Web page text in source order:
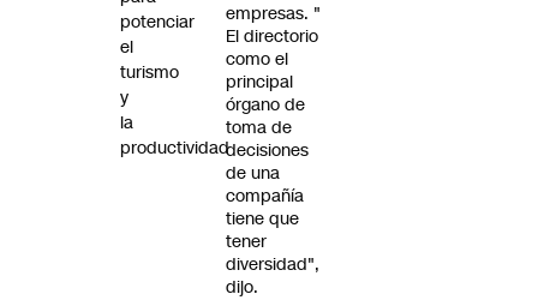
empresas. "
El directorio
como el
principal
órgano de
toma de
decisiones
de una
compañía
tiene que
tener
diversidad",
dijo.
potenciar
el
turismo
y
la
productividad